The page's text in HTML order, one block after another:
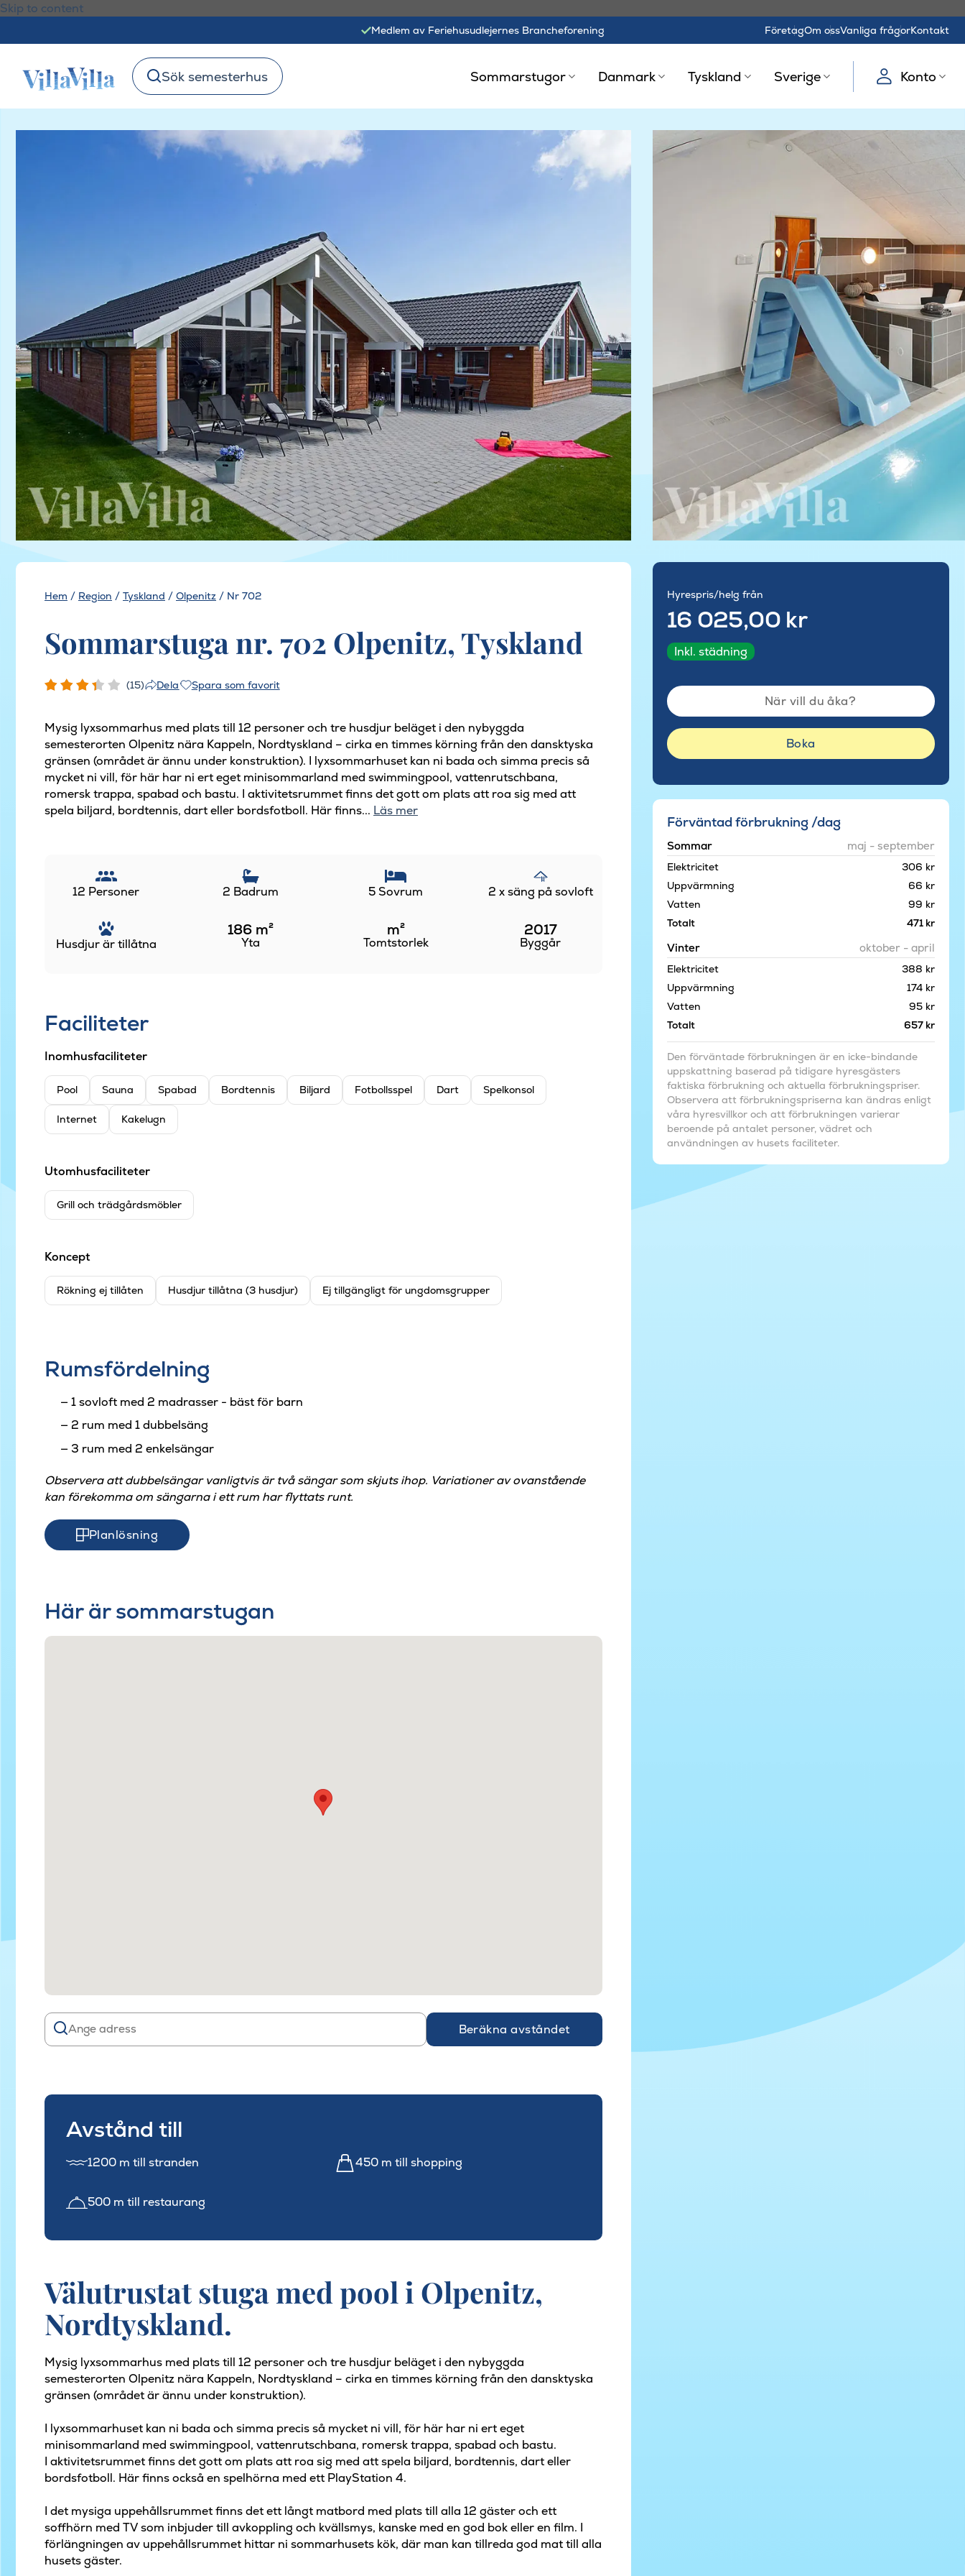
Skip to content
Medlem av Feriehusudlejernes Brancheforening FöretagOm ossVanliga frågorKontakt
Sök semesterhus Sommarstugor Danmark Tyskland Sverige Konto
Hem / Region / Tyskland / Olpenitz / Nr 702
Sommarstuga nr. 702 Olpenitz, Tyskland
(15) Dela Spara som favorit
Mysig lyxsommarhus med plats till 12 personer och tre husdjur beläget i den nybyggda
semesterorten Olpenitz nära Kappeln, Nordtyskland – cirka en timmes körning från den dansktyska
gränsen (området är ännu under konstruktion). I lyxsommarhuset kan ni bada och simma precis så
mycket ni vill, för här har ni ert eget minisommarland med swimmingpool, vattenrutschbana,
romersk trappa, spabad och bastu. I aktivitetsrummet finns det gott om plats att roa sig med att
spela biljard, bordtennis, dart eller bordsfotboll. Här finns... Läs mer
12 Personer 2 Badrum 5 Sovrum 2 x säng på sovloft
Husdjur är tillåtna
186 m²
Yta
m²
Tomtstorlek
2017
Byggår
Faciliteter
Inomhusfaciliteter
Pool Sauna Spabad Bordtennis Biljard Fotbollsspel Dart Spelkonsol
Internet Kakelugn
Utomhusfaciliteter
Grill och trädgårdsmöbler
Koncept
Rökning ej tillåten Husdjur tillåtna (3 husdjur) Ej tillgängligt för ungdomsgrupper
Rumsfördelning
1 sovloft med 2 madrasser - bäst för barn
2 rum med 1 dubbelsäng
3 rum med 2 enkelsängar
Observera att dubbelsängar vanligtvis är två sängar som skjuts ihop. Variationer av ovanstående
kan förekomma om sängarna i ett rum har flyttats runt.
Planlösning
Här är sommarstugan
Beräkna avståndet
Avstånd till
1200 m till stranden 450 m till shopping
500 m till restaurang
Välutrustat stuga med pool i Olpenitz,
Nordtyskland.
Mysig lyxsommarhus med plats till 12 personer och tre husdjur beläget i den nybyggda
semesterorten Olpenitz nära Kappeln, Nordtyskland – cirka en timmes körning från den dansktyska
gränsen (området är ännu under konstruktion).
I lyxsommarhuset kan ni bada och simma precis så mycket ni vill, för här har ni ert eget
minisommarland med swimmingpool, vattenrutschbana, romersk trappa, spabad och bastu.
I aktivitetsrummet finns det gott om plats att roa sig med att spela biljard, bordtennis, dart eller
bordsfotboll. Här finns också en spelhörna med ett PlayStation 4.
I det mysiga uppehållsrummet finns det ett långt matbord med plats till alla 12 gäster och ett
soffhörn med TV som inbjuder till avkoppling och kvällsmys, kanske med en god bok eller en film. I
förlängningen av uppehållsrummet hittar ni sommarhusets kök, där man kan tillreda god mat till alla
husets gäster.
Hyrespris/helg från
16 025,00 kr
Inkl. städning
När vill du åka?
Boka
Förväntad förbrukning /dag
Sommar maj - september
Elektricitet
306 kr
Uppvärmning
66 kr
Vatten
99 kr
Totalt
471 kr
Vinter oktober - april
Elektricitet
388 kr
Uppvärmning
174 kr
Vatten
95 kr
Totalt
657 kr
Den förväntade förbrukningen är en icke-bindande
uppskattning baserad på tidigare hyresgästers
faktiska förbrukning och aktuella förbrukningspriser.
Observera att förbrukningspriserna kan ändras enligt
våra hyresvillkor och att förbrukningen varierar
beroende på antalet personer, vädret och
användningen av husets faciliteter.